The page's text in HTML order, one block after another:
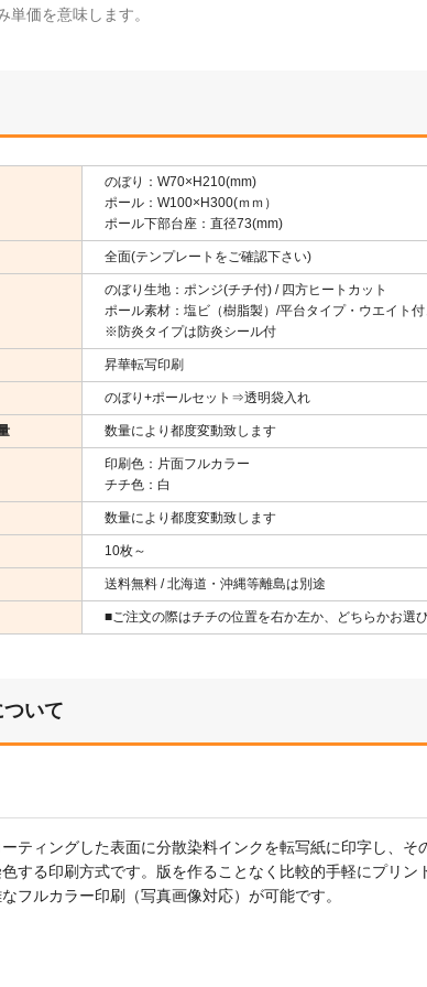
価を意味します。
のぼり：W70×H210(mm)
ポール：W100×H300(ｍｍ）
ポール下部台座：直径73(mm)
全面(テンプレートをご確認下さい)
のぼり生地：ポンジ(チチ付) / 四方ヒートカット
ポール素材：塩ビ（樹脂製）/平台タイプ・ウエイト
※防炎タイプは防炎シール付
昇華転写印刷
のぼり+ポールセット⇒透明袋入れ
数量により都度変動致します
印刷色：片面フルカラー
チチ色：白
数量により都度変動致します
10枚～
送料無料 / 北海道・沖縄等離島は別途
■ご注文の際はチチの位置を右か左か、どちらかお選
いて
ティングした表面に分散染料インクを転写紙に印字し、
する印刷方式です。版を作ることなく比較的手軽にプリ
フルカラー印刷（写真画像対応）が可能です。